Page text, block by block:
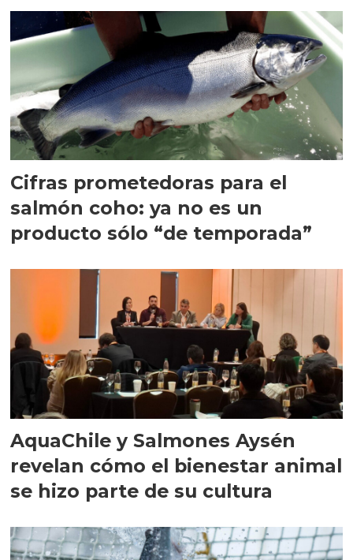
Cifras prometedoras para el
salmón coho: ya no es un
producto sólo “de temporada”
AquaChile y Salmones Aysén
revelan cómo el bienestar animal
se hizo parte de su cultura